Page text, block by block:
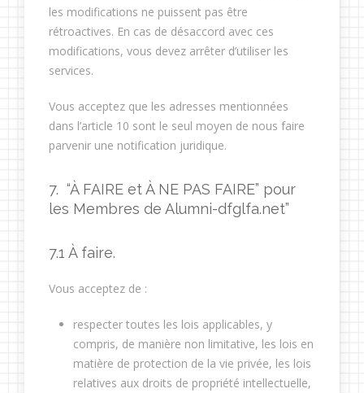
les modifications ne puissent pas être
rétroactives. En cas de désaccord avec ces
modifications, vous devez arrêter d’utiliser les
services.
Vous acceptez que les adresses mentionnées
dans l’article 10 sont le seul moyen de nous faire
parvenir une notification juridique.
7. “À FAIRE et À NE PAS FAIRE” pour
les Membres de Alumni-dfglfa.net”
7.1 À faire.
Vous acceptez de :
respecter toutes les lois applicables, y
compris, de manière non limitative, les lois en
matière de protection de la vie privée, les lois
relatives aux droits de propriété intellectuelle,